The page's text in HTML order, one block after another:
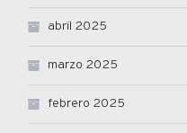
abril 2025
marzo 2025
febrero 2025